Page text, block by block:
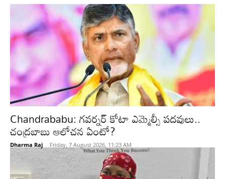
Chandrababu: గవర్నర్ కోటా ఎమ్మెల్సీ పదవులు..
చంద్రబాబు ఆలోచన ఏంటో?
Dharma Raj - Friday, 7 August 2026, 11:23 AM